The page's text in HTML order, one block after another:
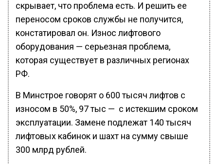
скрывает, что проблема есть. И решить ее
переносом сроков службы не получится,
констатировал он. Износ лифтового
оборудования — серьезная проблема,
которая существует в различных регионах
РФ.
В Минстрое говорят о 600 тысяч лифтов с
износом в 50%, 97 тыс — с истекшим сроком
эксплуатации. Замене подлежат 140 тысяч
лифтовых кабинок и шахт на сумму свыше
300 млрд рублей.